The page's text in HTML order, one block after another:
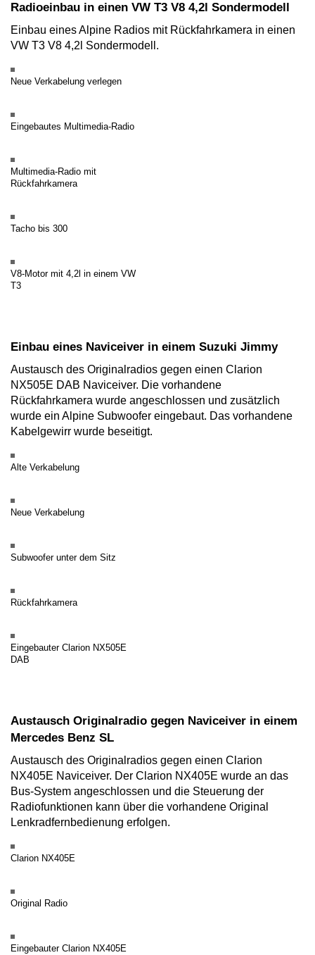
Radioeinbau in einen VW T3 V8 4,2l Sondermodell
Einbau eines Alpine Radios mit Rückfahrkamera in einen
VW T3 V8 4,2l Sondermodell.
Neue Verkabelung verlegen
Eingebautes Multimedia-Radio
Multimedia-Radio mit
Rückfahrkamera
Tacho bis 300
V8-Motor mit 4,2l in einem VW
T3
Einbau eines Naviceiver in einem Suzuki Jimmy
Austausch des Originalradios gegen einen Clarion
NX505E DAB Naviceiver. Die vorhandene
Rückfahrkamera wurde angeschlossen und zusätzlich
wurde ein Alpine Subwoofer eingebaut. Das vorhandene
Kabelgewirr wurde beseitigt.
Alte Verkabelung
Neue Verkabelung
Subwoofer unter dem Sitz
Rückfahrkamera
Eingebauter Clarion NX505E
DAB
Austausch Originalradio gegen Naviceiver in einem
Mercedes Benz SL
Austausch des Originalradios gegen einen Clarion
NX405E Naviceiver. Der Clarion NX405E wurde an das
Bus-System angeschlossen und die Steuerung der
Radiofunktionen kann über die vorhandene Original
Lenkradfernbedienung erfolgen.
Clarion NX405E
Original Radio
Eingebauter Clarion NX405E